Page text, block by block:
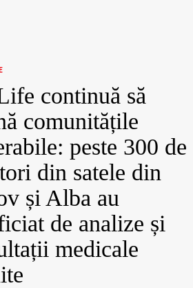
continuă să
comunitățile
peste 300 de
din satele din
și Alba au
de analize și
medicale